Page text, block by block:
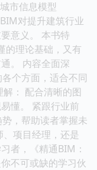
市信息模型
对提升建筑行业
意义。 本书特
的理论基础，又有
。 内容全面深
个方面，适合不同
： 配合清晰的图
懂。 紧跟行业前
，帮助读者掌握未
项目经理，还是
者，《精通BIM：
不可或缺的学习伙